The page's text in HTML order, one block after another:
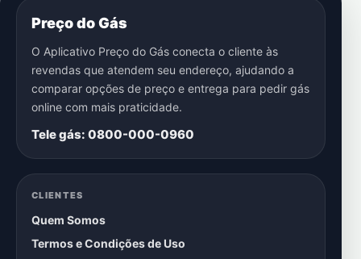
Preço do Gás
O Aplicativo Preço do Gás conecta o cliente às
revendas que atendem seu endereço, ajudando a
comparar opções de preço e entrega para pedir gás
online com mais praticidade.
Tele gás: 0800-000-0960
CLIENTES
Quem Somos
Termos e Condições de Uso